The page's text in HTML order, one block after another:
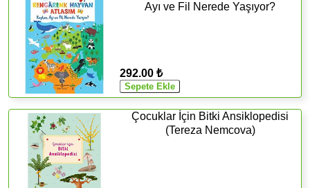
Ayı ve Fil Nerede Yaşıyor?
292.00 ₺
Çocuklar İçin Bitki Ansiklopedisi
(Tereza Nemcova)